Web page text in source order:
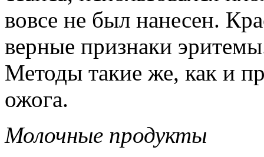
вовсе не был нанесен.
верные признаки
Методы такие же, как и
ожога.
Молочные продукты